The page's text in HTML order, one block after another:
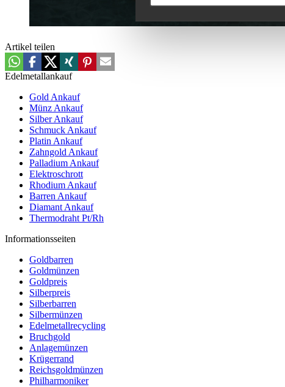
Artikel teilen
Edelmetallankauf
Gold Ankauf
Münz Ankauf
Silber Ankauf
Schmuck Ankauf
Platin Ankauf
Zahngold Ankauf
Palladium Ankauf
Elektroschrott
Rhodium Ankauf
Barren Ankauf
Diamant Ankauf
Thermodraht Pt/Rh
Informationsseiten
Goldbarren
Goldmünzen
Goldpreis
Silberpreis
Silberbarren
Silbermünzen
Edelmetallrecycling
Bruchgold
Anlagemünzen
Krügerrand
Reichsgoldmünzen
Philharmoniker